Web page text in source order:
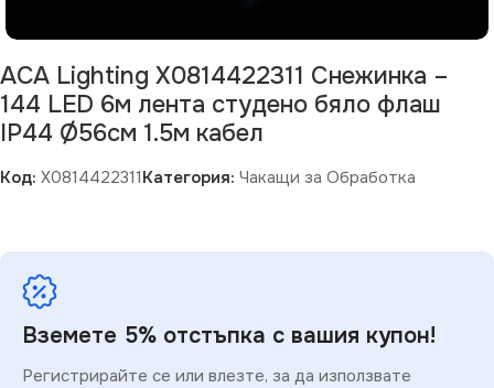
ACA Lighting X0814422311 Снежинка –
144 LED 6м лента студено бяло флаш
IP44 Ø56см 1.5м кабел
Код: X0814422311Категория: Чакащи за Обработка
Вземете 5% отстъпка с вашия купон!
Регистрирайте се или влезте, за да използвате